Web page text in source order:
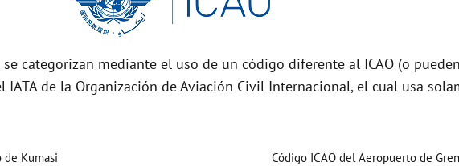
e
categorizan mediante el uso de un código diferente al ICAO (o
IATA de la Organización de Aviación Civil Internacional, el cual usa
de Kumasi Código ICAO del Aeropuerto de